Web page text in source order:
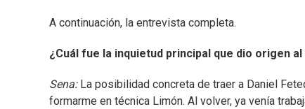
A continuación, la entrevista completa.
¿Cuál fue la inquietud principal que dio origen
Sena:La posibilidad concreta de traer a Daniel
formarme en técnica Limón. Al volver, ya venía